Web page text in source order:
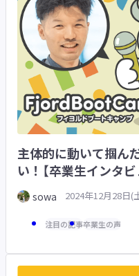
主体的に動いて掴ん
い！【卒業生インタ
様】 sowa 2024年12月28日(
注目の記事卒業生の声